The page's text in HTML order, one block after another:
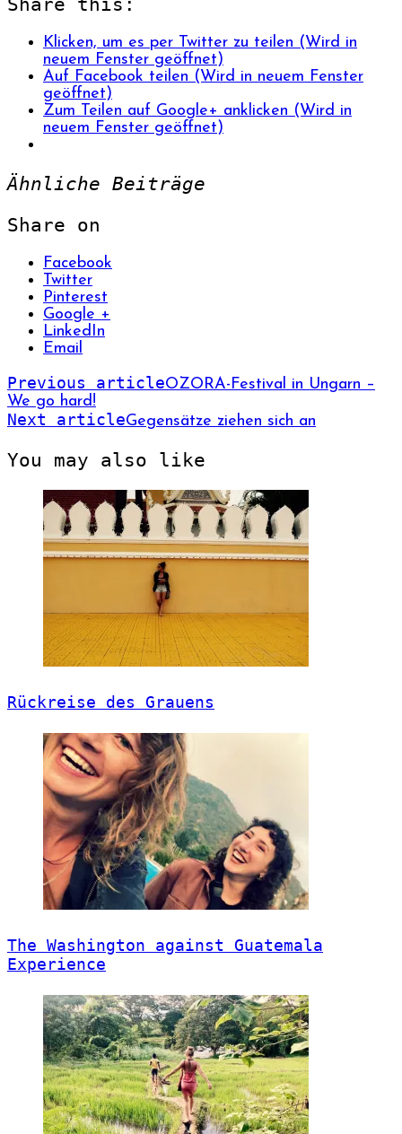
Klicken, um es per Twitter zu teilen (Wird in
neuem Fenster geöffnet)
Auf Facebook teilen (Wird in neuem Fenster
geöffnet)
Zum Teilen auf Google+ anklicken (Wird in
neuem Fenster geöffnet)
Ähnliche Beiträge
Share on
Facebook
Twitter
Pinterest
Google +
LinkedIn
Email
Previous articleOZORA-Festival in Ungarn –
We go hard!
Next articleGegensätze ziehen sich an
You may also like
Rückreise des Grauens
The Washington against Guatemala
Experience